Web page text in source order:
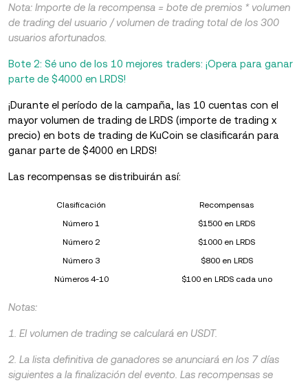
Nota: Importe de la recompensa = bote de premios * volumen
de trading del usuario / volumen de trading total de los 300
usuarios afortunados.
Bote 2: Sé uno de los 10 mejores traders: ¡Opera para ganar
parte de $4000 en LRDS!
¡Durante el período de la campaña, las 10 cuentas con el
mayor volumen de trading de LRDS (importe de trading x
precio) en bots de trading de KuCoin se clasificarán para
ganar parte de $4000 en LRDS!
Las recompensas se distribuirán así:
Clasificación
Recompensas
Número 1
$1500 en LRDS
Número 2
$1000 en LRDS
Número 3
$800 en LRDS
Números 4-10
$100 en LRDS cada uno
Notas:
1. El volumen de trading se calculará en USDT.
2. La lista definitiva de ganadores se anunciará en los 7 días
siguientes a la finalización del evento. Las recompensas se